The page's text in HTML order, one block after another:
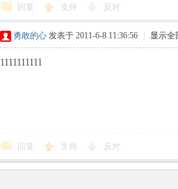
回复 支持 反对
勇敢的心 发表于 2011-6-8 11:36:56 显示全
1111111111
回复 支持 反对